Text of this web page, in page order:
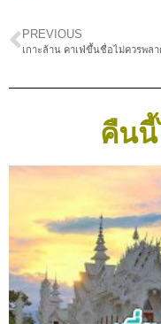
PREVIOUS
เกาะล้าน คาเฟ่ขึ้นชื่อไม่ควรพลา
คืน